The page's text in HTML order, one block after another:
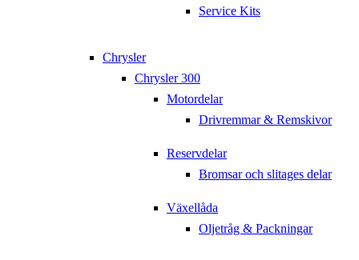
Service Kits
Chrysler
Chrysler 300
Motordelar
Drivremmar & Remskivor
Reservdelar
Bromsar och slitages delar
Växellåda
Oljetråg & Packningar